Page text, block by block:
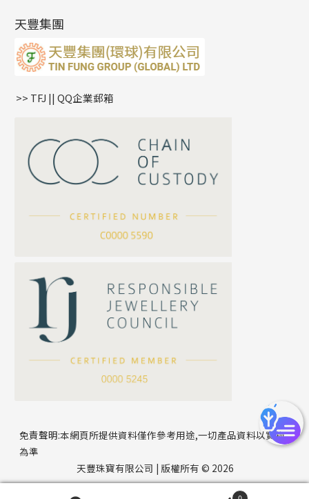
公司名稱
聯絡電話
雙十字鏈系列
水波鏈系列
蛇骨鏈系列
鏈尾系列
嘴唇鏈系列
S車花鏈系列
珍珠鏈系列
坦克鏈系列
滿天星鏈系列
方假繩鏈系列
耳環扣系列
耳綫/耳鈎系列
耳環爪頭
耳環
字母吊墜
相盒吊墜
項鏈吊墜
生肖吊墜
星座吊墜
珠扣
天豐集團
>> TFJ || QQ企業郵箱
免責聲明:本網頁所提供資料僅作參考用途,一切產品資料以實物
為準
天豐珠寶有限公司 | 版權所有 © 2026